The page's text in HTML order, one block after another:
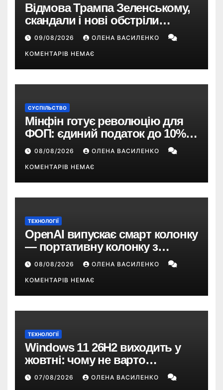
Відмова Трампа Зеленському,
скандали і нові обстріли
України – що пішло не так?
09/08/2026 ОЛЕНА ВАСИЛЕНКО
КОМЕНТАРІВ НЕМАЄ
СУСПІЛЬСТВО
Мінфін готує революцію для
ФОП: єдиний податок до 10%,
ПДВ з 2028 року та перегляд 2-ї
групи
08/08/2026 ОЛЕНА ВАСИЛЕНКО
КОМЕНТАРІВ НЕМАЄ
ТЕХНОЛОГІЇ
OpenAI випускає смарт колонку
— портативну колонку з
ChatGPT, камерою та цінником
понад $300
08/08/2026 ОЛЕНА ВАСИЛЕНКО
КОМЕНТАРІВ НЕМАЄ
ТЕХНОЛОГІЇ
Windows 11 26H2 виходить у
жовтні: чому не варто
пропускати це оновлення
07/08/2026 ОЛЕНА ВАСИЛЕНКО